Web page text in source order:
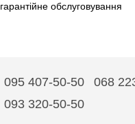
обслуговування
095 407-50-50
068
093 320-50-50